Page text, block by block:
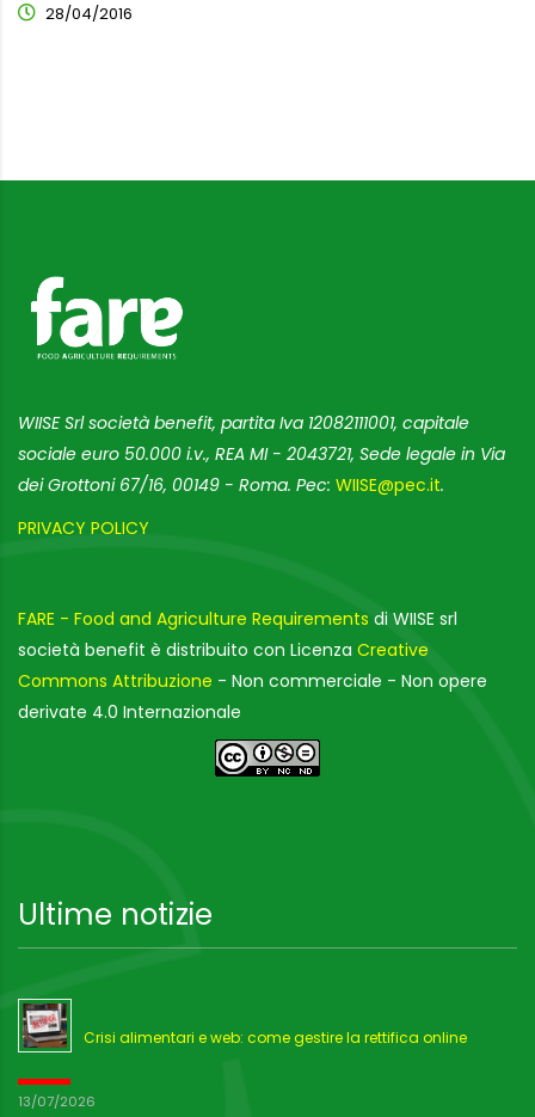
28/04/2016
WIISE Srl società benefit, partita Iva 12082111001, capitale
sociale euro 50.000 i.v., REA MI - 2043721, Sede legale in Via
dei Grottoni 67/16, 00149 - Roma. Pec: WIISE@pec.it.
PRIVACY POLICY
FARE - Food and Agriculture Requirements di WIISE srl
società benefit è distribuito con Licenza Creative
Commons Attribuzione - Non commerciale - Non opere
derivate 4.0 Internazionale
Ultime notizie
Crisi alimentari e web: come gestire la rettifica online
13/07/2026